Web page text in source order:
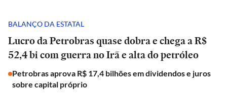
BALANÇO DA ESTATAL
Lucro da Petrobras quase dobra e chega a R$
52,4 bi com guerra no Irã e alta do petróleo
Petrobras aprova R$ 17,4 bilhões em dividendos e juros
sobre capital próprio